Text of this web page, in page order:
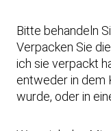
Bitte behandeln
Verpacken Sie
ich sie verpackt
entweder in dem
wurde, oder in